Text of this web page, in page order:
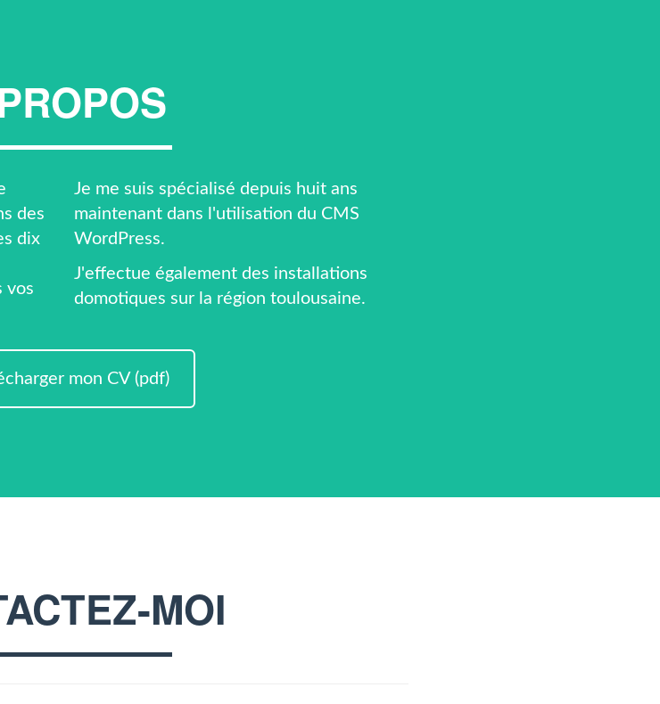
des
dix
vos
Je me suis spécialisé depuis huit ans
maintenant dans l'utilisation du CMS
WordPress.
J'effectue également des installations
domotiques sur la région toulousaine.
mon CV (pdf)
MOI